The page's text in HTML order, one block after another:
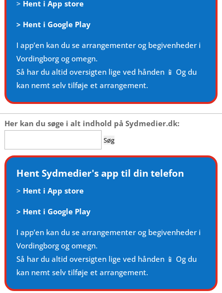
> Hent i App store
> Hent i Google Play
I app’en kan du se arrangementer og begivenheder i
Vordingborg og omegn.
Så har du altid oversigten lige ved hånden 📱 Og du
kan nemt selv tilføje et arrangement.
Her kan du søge i alt indhold på Sydmedier.dk:
efter:
Hent Sydmedier's app til din telefon
> Hent i App store
> Hent i Google Play
I app’en kan du se arrangementer og begivenheder i
Vordingborg og omegn.
Så har du altid oversigten lige ved hånden 📱 Og du
kan nemt selv tilføje et arrangement.